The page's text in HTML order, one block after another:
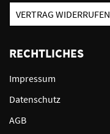
VERTRAG WIDERRUFEN
RECHTLICHES
Impressum
Datenschutz
AGB